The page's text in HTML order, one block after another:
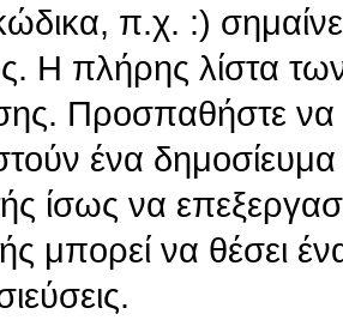
π.χ. :)
Η πλήρης λίστα των
Προσπαθήστε να
ένα
ίσως να
μπορεί να θέσει